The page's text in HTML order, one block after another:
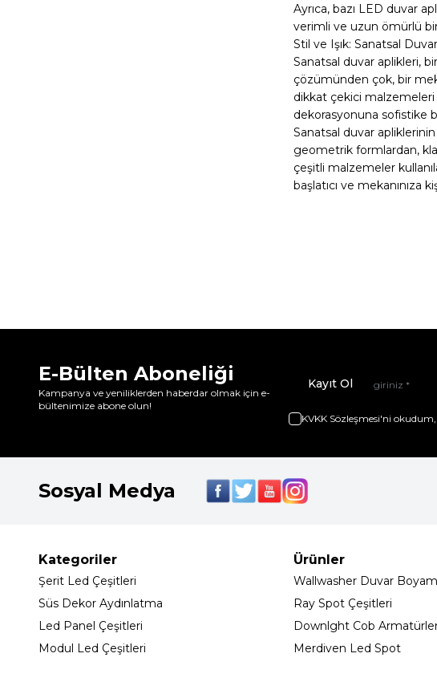
Ayrıca, bazı LED duvar
verimli ve uzun ömürlü
Stil ve Işık: Sanatsal
Sanatsal duvar aplikleri,
çözümünden çok, bir
dikkat çekici malzemeleri
dekorasyonuna sofistike
Sanatsal duvar
geometrik formlardan,
çeşitli malzemeler
başlatıcı ve
E-Bülten Aboneliği
Kampanya ve yeniliklerden haberdar olmak için e-
bültenimize abone olun!
Kayıt Ol
KVKK Sözleşmesi'ni
Sosyal Medya
Kategoriler
Şerit Led Çeşitleri
Süs Dekor Aydınlatma
Led Panel Çeşitleri
Modul Led Çeşitleri
Ürünler
Wallwasher Duvar
Ray Spot Çeşitleri
Downlght Cob
Merdiven Led Spot